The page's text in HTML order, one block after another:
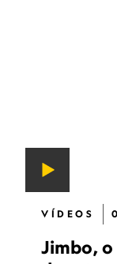
VÍDEOS
Jimbo,